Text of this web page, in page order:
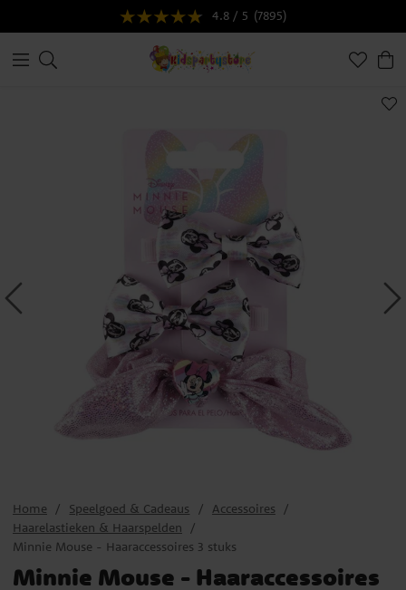
4.8 / 5 (7895)
Home Speelgoed & Cadeaus
Accessoires
Haarelastieken & Haarspelden
Minnie Mouse - Haaraccessoires 3 stuks
Minnie Mouse - Haaraccessoires